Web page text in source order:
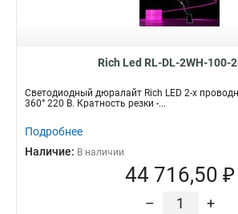
Rich Led RL-DL-2WH-100-
Светодиодный дюралайт Rich LED 2-х
360° 220 В. Кратность резки -...
Подробнее
Наличие: В наличии
44 716,50 ₽
– +